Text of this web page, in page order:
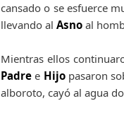
cansado o se esfuerce
llevando alAsnoal
Mientras ellos
Padree Hijo pasaron
alboroto, cayó al agua